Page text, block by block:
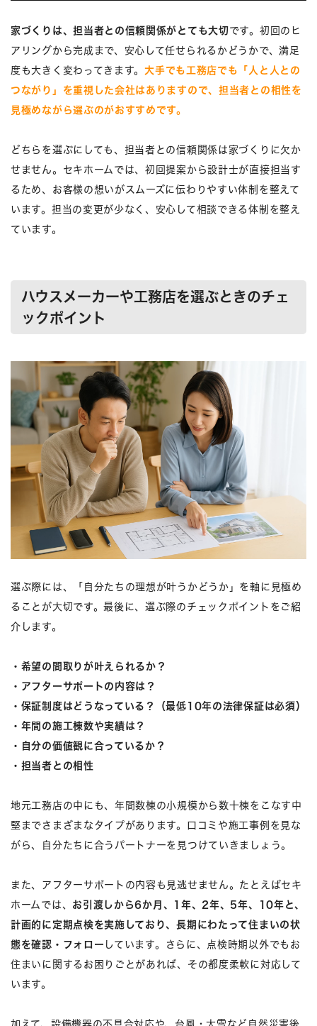
家づくりは、担当者との信頼関係がとても大切です。初回のヒ
アリングから完成まで、安心して任せられるかどうかで、満足
度も大きく変わってきます。大手でも工務店でも「人と人との
つながり」を重視した会社はありますので、担当者との相性を
見極めながら選ぶのがおすすめです。
どちらを選ぶにしても、担当者との信頼関係は家づくりに欠か
せません。セキホームでは、初回提案から設計士が直接担当す
るため、お客様の想いがスムーズに伝わりやすい体制を整えて
います。担当の変更が少なく、安心して相談できる体制を整え
ています。
ハウスメーカーや工務店を選ぶときのチェ
ックポイント
選ぶ際には、「自分たちの理想が叶うかどうか」を軸に見極め
ることが大切です。最後に、選ぶ際のチェックポイントをご紹
介します。
・希望の間取りが叶えられるか？
・アフターサポートの内容は？
・保証制度はどうなっている？（最低10年の法律保証は必須）
・年間の施工棟数や実績は？
・自分の価値観に合っているか？
・担当者との相性
地元工務店の中にも、年間数棟の小規模から数十棟をこなす中
堅までさまざまなタイプがあります。口コミや施工事例を見な
がら、自分たちに合うパートナーを見つけていきましょう。
また、アフターサポートの内容も見逃せません。たとえばセキ
ホームでは、 お引渡しから6か月、1年、2年、5年、10年と、
計画的に定期点検を実施しており、長期にわたって住まいの状
態を確認・フォロー しています。さらに、点検時期以外でもお
住まいに関するお困りごとがあれば、その都度柔軟に対応して
います。
加えて、設備機器の不具合対応や、台風・大雪など自然災害後